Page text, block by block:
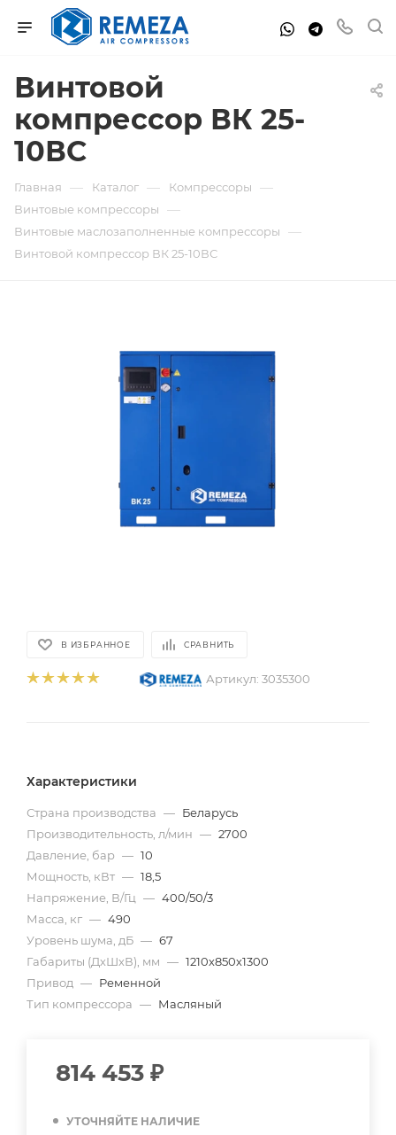
Винтовой
компрессор ВК 25-
10ВС
Главная — Каталог — Компрессоры —
Винтовые компрессоры —
Винтовые маслозаполненные компрессоры —
Винтовой компрессор ВК 25-10ВС
В ИЗБРАННОЕ СРАВНИТЬ
Артикул: 3035300
Характеристики
Страна производства — Беларусь
Производительность, л/мин — 2700
Давление, бар — 10
Мощность, кВт — 18,5
Напряжение, В/Гц — 400/50/3
Масса, кг — 490
Уровень шума, дБ — 67
Габариты (ДхШхВ), мм — 1210х850х1300
Привод — Ременной
Тип компрессора — Масляный
814 453 ₽
УТОЧНЯЙТЕ НАЛИЧИЕ